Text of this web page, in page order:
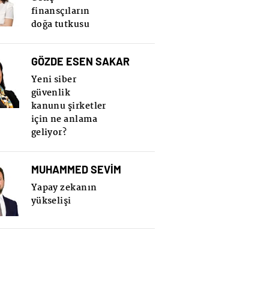
finansçıların
doğa tutkusu
GÖZDE ESEN SAKAR
Yeni siber
güvenlik
kanunu şirketler
için ne anlama
geliyor?
MUHAMMED SEVİM
Yapay zekanın
yükselişi